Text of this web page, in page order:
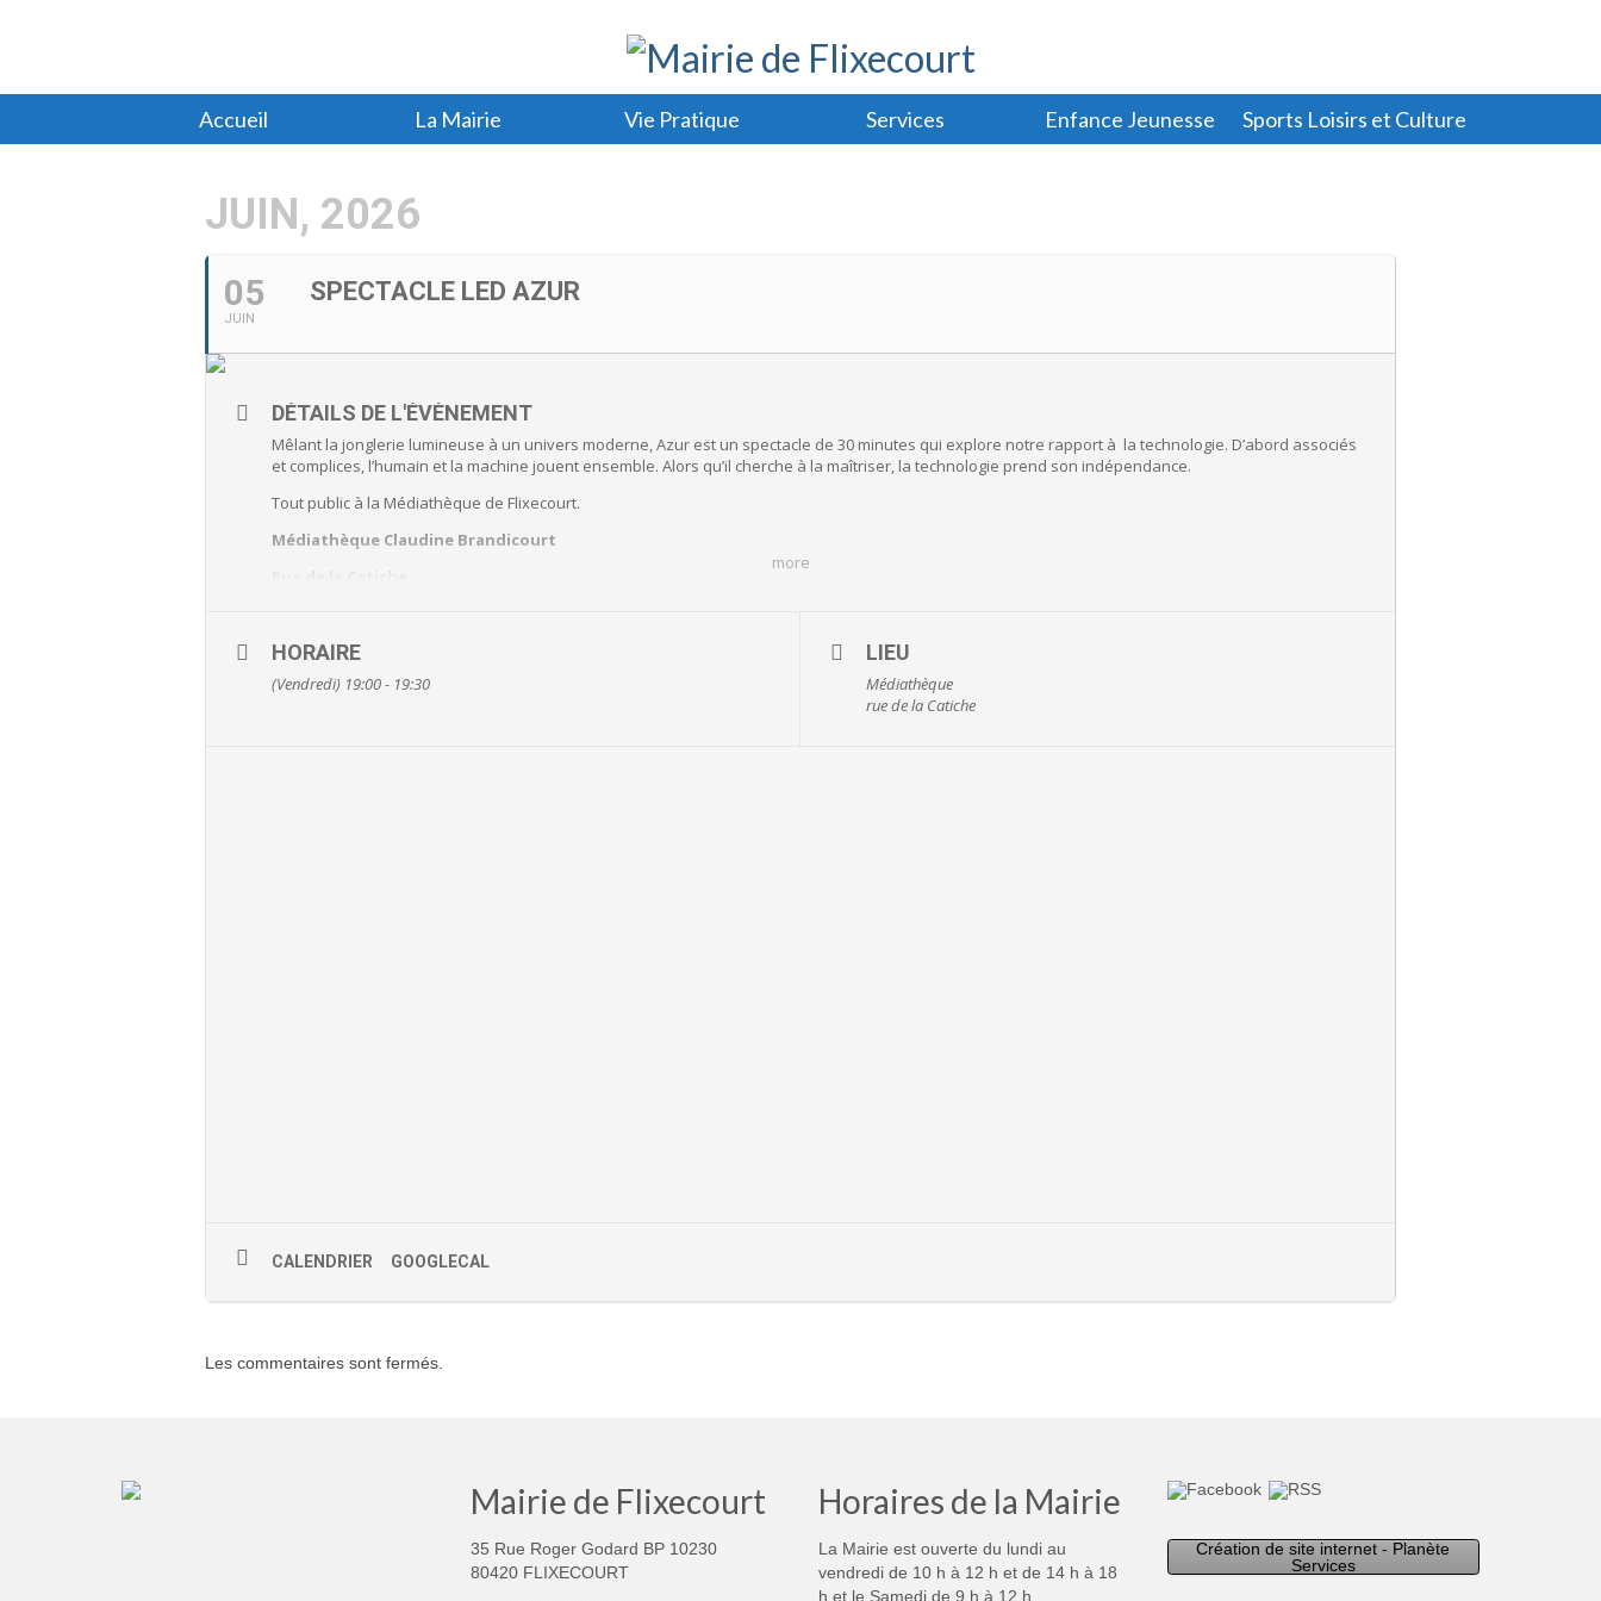
Accueil La Mairie Vie Pratique Services Enfance Jeunesse Sports Loisirs et Culture
JUIN, 2026
05
JUIN
SPECTACLE LED AZUR
more
DÉTAILS DE L'ÉVÈNEMENT
Mêlant la jonglerie lumineuse à un univers moderne, Azur est un spectacle de 30 minutes qui explore notre rapport à la technologie. D’abord associés
et complices, l’humain et la machine jouent ensemble. Alors qu’il cherche à la maîtriser, la technologie prend son indépendance.
Tout public à la Médiathèque de Flixecourt.
Médiathèque Claudine Brandicourt
Infos & réservations: 03 22 39 18 17
En savoir plus sur le site du réseau lecture Nièvre et Somme
HORAIRE
(Vendredi) 19:00 - 19:30
LIEU
Médiathèque
rue de la Catiche
CALENDRIER GOOGLECAL
Les commentaires sont fermés.
Mairie de Flixecourt
35 Rue Roger Godard BP 10230
80420 FLIXECOURT
Horaires de la Mairie
La Mairie est ouverte du lundi au
vendredi de 10 h à 12 h et de 14 h à 18
h et le Samedi de 9 h à 12 h
Création de site internet - Planète
Services